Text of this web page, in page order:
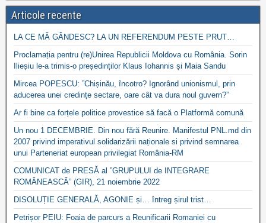
Articole recente
LA CE MĂ GÂNDESC? LA UN REFERENDUM PESTE PRUT…
Proclamația pentru (re)Unirea Republicii Moldova cu România. Sorin
Ilieșiu le-a trimis-o președinților Klaus Iohannis și Maia Sandu
Mircea POPESCU: ”Chișinău, încotro? Ignorând unionismul, prin
aducerea unei credințe sectare, oare cât va dura noul guvern?”
Ar fi bine ca forțele politice provestice să facă o Platformă comună
Un nou 1 DECEMBRIE. Din nou fără Reunire. Manifestul PNL.md din
2007 privind imperativul solidarizării naționale si privind semnarea
unui Parteneriat european privilegiat România-RM
COMUNICAT de PRESĂ al ”GRUPULUI de INTEGRARE
ROMÂNEASCĂ” (GIR), 21 noiembrie 2022
DISOLUȚIE GENERALĂ, AGONIE și… întreg șirul trist…
Petrișor PEIU: Foaia de parcurs a Reunificarii Romaniei cu